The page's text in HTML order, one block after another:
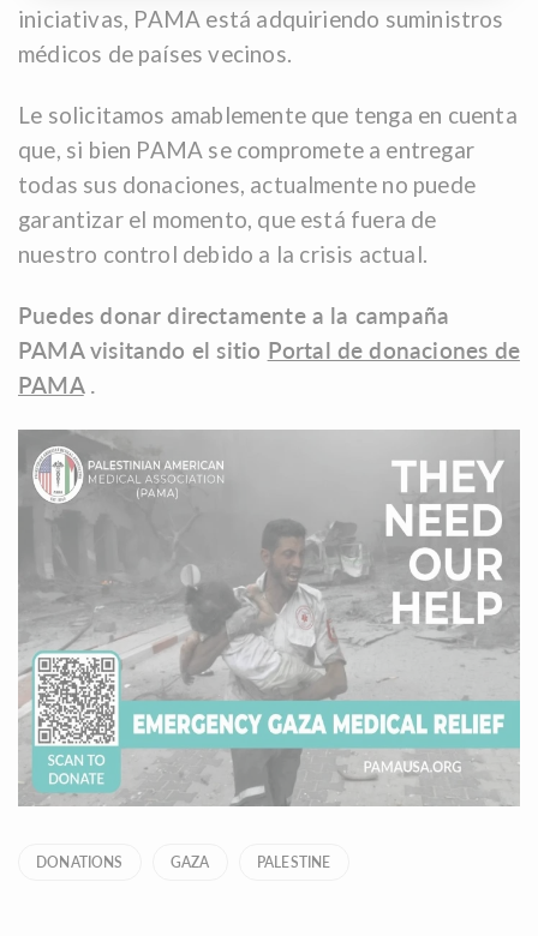
iniciativas, PAMA está adquiriendo suministros
médicos de países vecinos.
Le solicitamos amablemente que tenga en cuenta
que, si bien PAMA se compromete a entregar
todas sus donaciones, actualmente no puede
garantizar el momento, que está fuera de
nuestro control debido a la crisis actual.
Puedes donar directamente a la campaña
PAMA visitando el sitio Portal de donaciones de
PAMA.
DONATIONS GAZA PALESTINE